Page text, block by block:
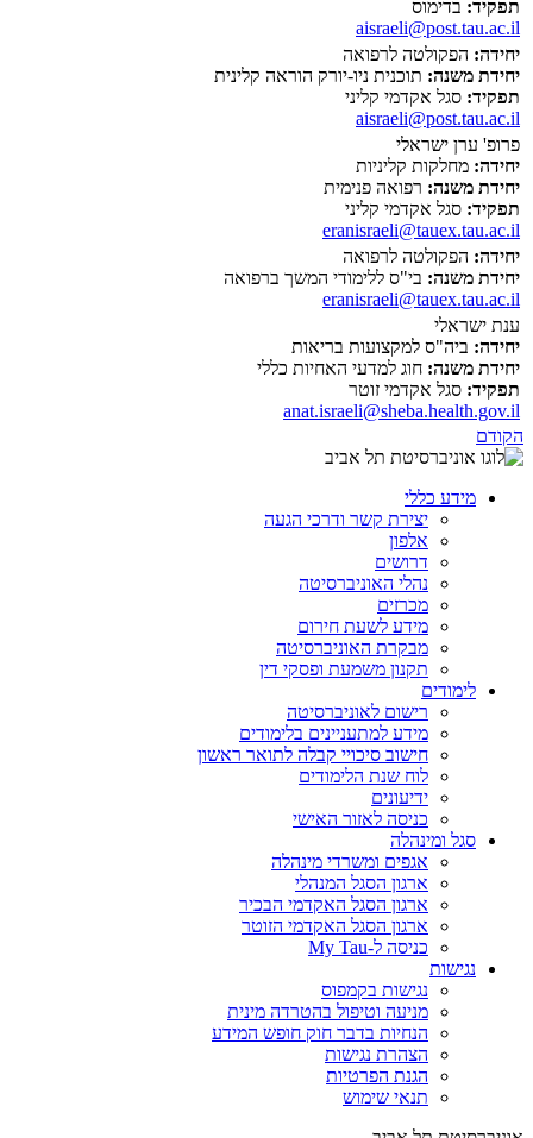
תפקיד: בדימוס
aisraeli@post.tau.ac.il
יחידה: הפקולטה לרפואה
יחידת משנה: תוכנית ניו-יורק הוראה קלינית
תפקיד: סגל אקדמי קליני
aisraeli@post.tau.ac.il
פרופ' ערן ישראלי
יחידה: מחלקות קליניות
יחידת משנה: רפואה פנימית
תפקיד: סגל אקדמי קליני
eranisraeli@tauex.tau.ac.il
יחידה: הפקולטה לרפואה
יחידת משנה: בי"ס ללימודי המשך ברפואה
eranisraeli@tauex.tau.ac.il
ענת ישראלי
יחידה: ביה"ס למקצועות בריאות
יחידת משנה: חוג למדעי האחיות כללי
תפקיד: סגל אקדמי זוטר
anat.israeli@sheba.health.gov.il
הקודם
מידע כללי
יצירת קשר ודרכי הגעה
אלפון
דרושים
נהלי האוניברסיטה
מכרזים
מידע לשעת חירום
מבקרת האוניברסיטה
תקנון משמעת ופסקי דין
לימודים
רישום לאוניברסיטה
מידע למתעניינים בלימודים
חישוב סיכויי קבלה לתואר ראשון
לוח שנת הלימודים
ידיעונים
כניסה לאזור האישי
סגל ומינהלה
אגפים ומשרדי מינהלה
ארגון הסגל המנהלי
ארגון הסגל האקדמי הבכיר
ארגון הסגל האקדמי הזוטר
כניסה ל-My Tau
נגישות
נגישות בקמפוס
מניעה וטיפול בהטרדה מינית
הנחיות בדבר חוק חופש המידע
הצהרת נגישות
הגנת הפרטיות
תנאי שימוש